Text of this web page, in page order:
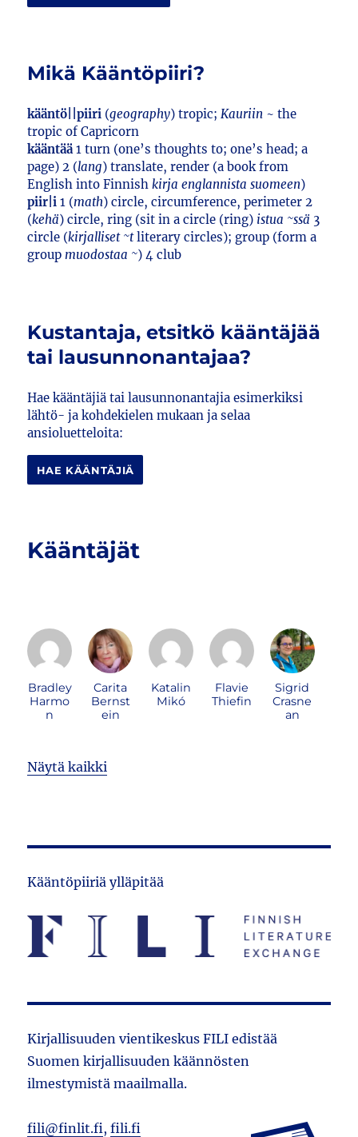
Mikä Kääntöpiiri?
kääntö||piiri (geography) tropic;Kauriin ~ the
tropic of Capricorn
kääntää1 turn (one’s thoughts to; one’s head; a
page) 2 (lang) translate, render (a book from
English into Finnishkirja englannista suomeen)
piir|i 1 (math) circle, circumference, perimeter 2
(kehä) circle, ring (sit in a circle (ring) istua ~ssä 3
circle (kirjalliset ~tliterary circles); group (form a
groupmuodostaa ~) 4 club
Kustantaja, etsitkö kääntäjää
tai lausunnonantajaa?
Hae kääntäjiä tai lausunnonantajia esimerkiksi
lähtö- ja kohdekielen mukaan ja selaa
ansioluetteloita:
HAE KÄÄNTÄJIÄ
Kääntäjät
Bradley
Harmo
n
Carita
Bernst
ein
Katalin
Mikó
Flavie
Thiefin
Sigrid
Crasne
an
Näytä kaikki
Kääntöpiiriä ylläpitää
Kirjallisuuden vientikeskus FILI edistää
Suomen kirjallisuuden käännösten
ilmestymistä maailmalla.
fili@finlit.fi,fili.fi